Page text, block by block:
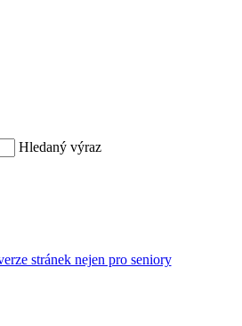
Hledaný výraz
stránek nejen pro seniory